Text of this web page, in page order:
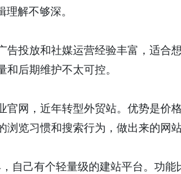
解不够深。
告投放和社媒运营经验丰富，适合
和后期维护不太可控。
官网，近年转型外贸站。优势是价
浏览习惯和搜索行为，做出来的网
自己有个轻量级的建站平台。功